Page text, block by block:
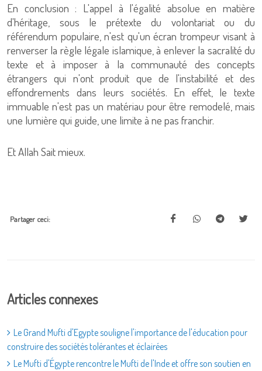
En conclusion : L'appel à l'égalité absolue en matière
d'héritage, sous le prétexte du volontariat ou du
référendum populaire, n'est qu'un écran trompeur visant à
renverser la règle légale islamique, à enlever la sacralité du
texte et à imposer à la communauté des concepts
étrangers qui n'ont produit que de l'instabilité et des
effondrements dans leurs sociétés. En effet, le texte
immuable n'est pas un matériau pour être remodelé, mais
une lumière qui guide, une limite à ne pas franchir.
Et Allah Sait mieux.
Partager ceci:
Articles connexes
Le Grand Mufti d'Egypte souligne l'importance de l'éducation pour
construire des sociétés tolérantes et éclairées
Le Mufti d'Égypte rencontre le Mufti de l'Inde et offre son soutien en